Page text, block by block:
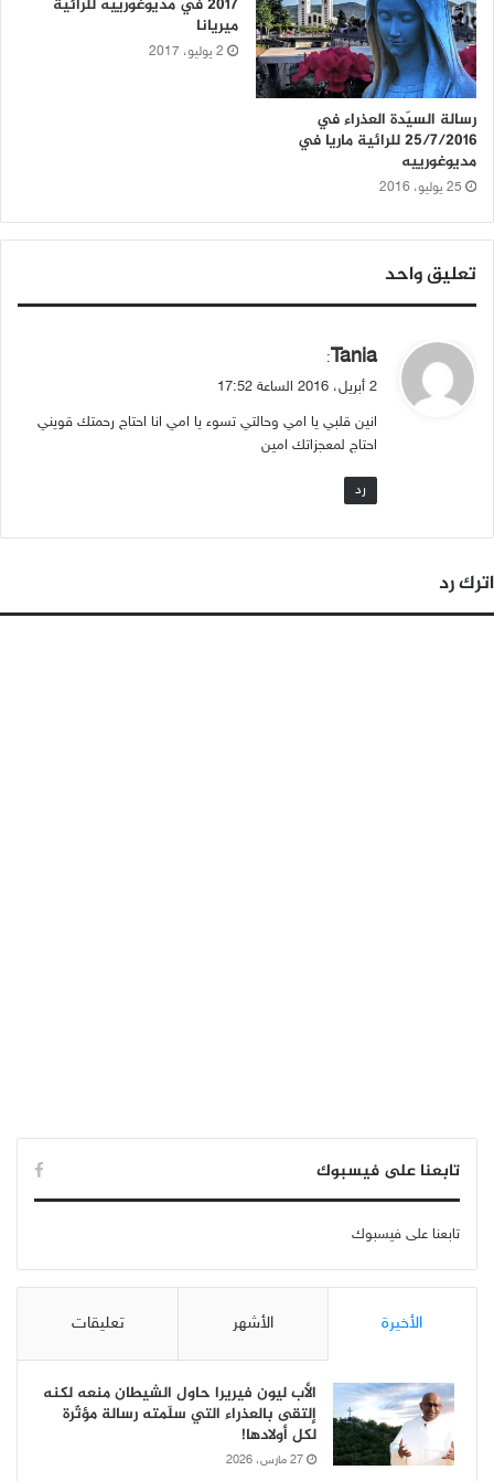
رسالة السيّدة العذراء في
25/7/2016 للرائية ماريا في
مديوغورييه
25 يوليو، 2016
ميريانا
2 يوليو، 2017
تعليق واحد
ي
ق
ل
Tania
:
2 أبريل، 2016 الساعة 17:52
انين قلبي يا امي وحالتي تسوء يا امي انا احتاج رحمتك قويني
احتاج لمعجزاتك امين
رد
اترك رد
تابعنا على فيسبوك
تابعنا على فيسبوك
الأخيرة الأشهر تعليقات
الأب ليون فيريرا حاول الشيطان منعه لكنه
إلتقى بالعذراء التي سلّمته رسالة مؤثّرة
لكل أولادها!
27 مارس، 2026